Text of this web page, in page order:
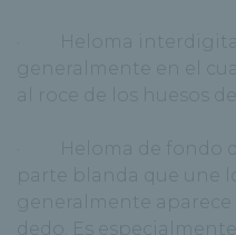
· Heloma
generalmente en el
al roce de los huesos
· Heloma de fondo
parte blanda que une
generalmente
dedo. Es